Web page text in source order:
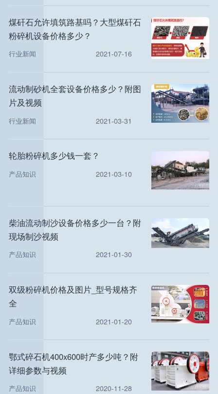
煤矸石允许填筑路基吗？大型煤矸石
粉碎机设备价格多少？
行业新闻 2021-07-16
流动制砂机全套设备价格多少？附图
片及视频
行业新闻 2021-03-31
轮胎粉碎机多少钱一套？
产品知识 2021-03-10
柴油流动制沙设备价格多少一台？附
现场制沙视频
产品知识 2021-01-30
双级粉碎机价格及图片_型号规格齐
全
产品知识 2021-01-20
鄂式碎石机400x600时产多少吨？附
详细参数与视频
产品知识 2020-11-28